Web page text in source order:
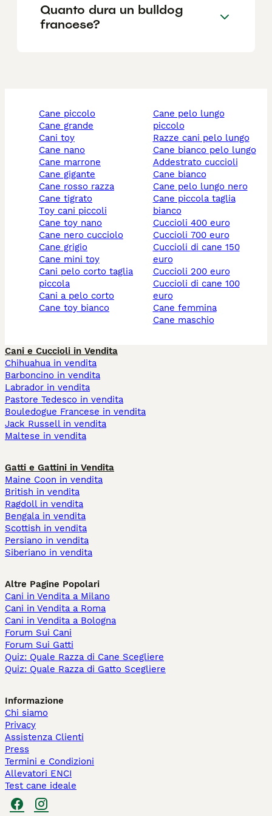
Quanto dura un bulldog
francese?
cane piccolo
cane grande
cani toy
cane nano
cane marrone
cane gigante
cane rosso razza
cane tigrato
toy cani piccoli
cane toy nano
cane nero cucciolo
cane grigio
cane mini toy
cani pelo corto taglia
piccola
cani a pelo corto
cane toy bianco
cane pelo lungo
piccolo
razze cani pelo lungo
cane bianco pelo lungo
addestrato cuccioli
cane bianco
cane pelo lungo nero
cane piccola taglia
bianco
cuccioli 400 euro
cuccioli 700 euro
cuccioli di cane 150
euro
cuccioli 200 euro
cuccioli di cane 100
euro
cane femmina
cane maschio
Cani e Cuccioli in Vendita
Chihuahua in vendita
Barboncino in vendita
Labrador in vendita
Pastore Tedesco in vendita
Bouledogue Francese in vendita
Jack Russell in vendita
Maltese in vendita
Gatti e Gattini in Vendita
Maine Coon in vendita
British in vendita
Ragdoll in vendita
Bengala in vendita
Scottish in vendita
Persiano in vendita
Siberiano in vendita
Altre Pagine Popolari
Cani in Vendita a Milano
Cani in Vendita a Roma
Cani in Vendita a Bologna
Forum Sui Cani
Forum Sui Gatti
Quiz: Quale Razza di Cane Scegliere
Quiz: Quale Razza di Gatto Scegliere
Informazione
Chi siamo
Privacy
Assistenza Clienti
Press
Termini e Condizioni
Allevatori ENCI
Test cane ideale